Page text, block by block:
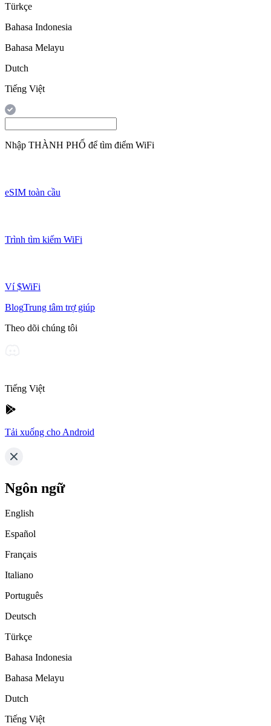
Türkçe
Bahasa Indonesia
Bahasa Melayu
Dutch
Tiếng Việt
Nhập THÀNH PHỐ để tìm điểm WiFi
eSIM toàn cầu
Trình tìm kiếm WiFi
Ví $WiFi
BlogTrung tâm trợ giúp
Theo dõi chúng tôi
Tiếng Việt
Tải xuống cho Android
Ngôn ngữ
English
Español
Français
Italiano
Português
Deutsch
Türkçe
Bahasa Indonesia
Bahasa Melayu
Dutch
Tiếng Việt